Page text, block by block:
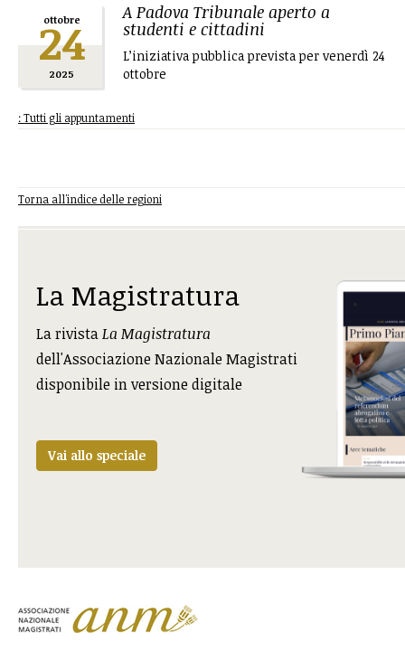
ottobre
24
2025
A Padova Tribunale aperto a
studenti e cittadini
L’iniziativa pubblica prevista per venerdì 24
ottobre
: Tutti gli appuntamenti
Torna all'indice delle regioni
La Magistratura
La rivistaLa Magistratura
dell'Associazione Nazionale Magistrati
disponibile in versione digitale
Vai allo speciale